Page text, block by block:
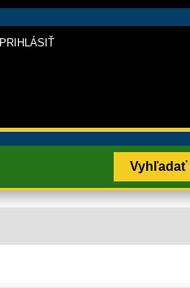
PRIHLÁSIŤ
Vyhľadať